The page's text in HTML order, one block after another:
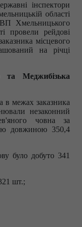
інспектори
області
ВП Хмельницького
провели рейдові
місцевого
на річці
Меджибізька
в межах заказника
незаконний
човна за
довжиною 350,4
було добуто 341
шт.;​